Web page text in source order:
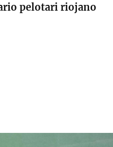
pelotari riojano